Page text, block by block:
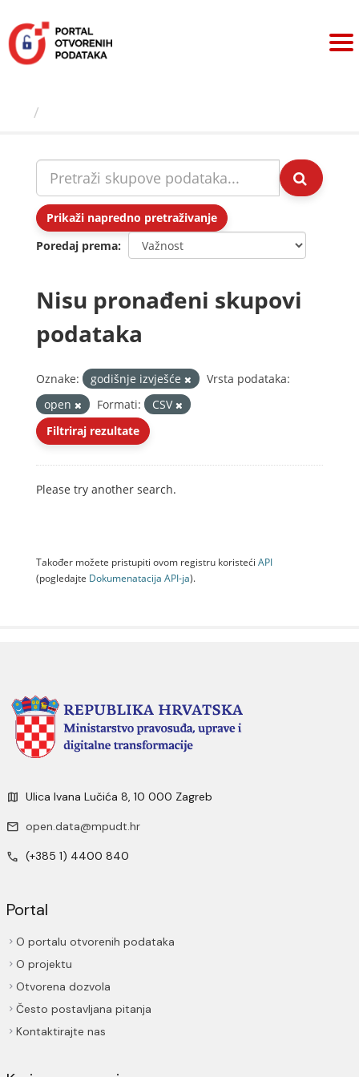
sadržaj
Prikaži napredno pretraživanje
Poredaj prema
Nisu pronađeni skupovi
podataka
Oznake: godišnje izvješće
Vrsta podataka:
open
Formati:
CSV
Filtriraj rezultate
Please try another search.
Također možete pristupiti ovom registru koristeći API
(pogledajte Dokumenаtаcijа API-jа).